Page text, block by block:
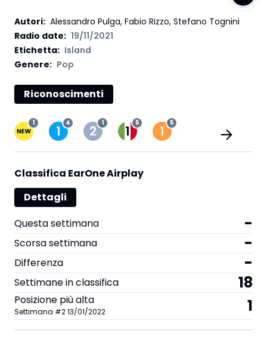
Autori: Alessandro Pulga, Fabio Rizzo, Stefano Tognini
Radio date: 19/11/2021
Etichetta: Island
Genere: Pop
Riconoscimenti
1 4 1 5 5
Classifica EarOne Airplay
Dettagli
Questa settimana
-
Scorsa settimana -
Differenza -
Settimane in classifica 18
Posizione più alta
Settimana #213/01/2022 1